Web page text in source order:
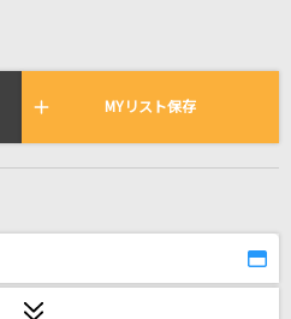
われている曲の一覧
MYリスト保存